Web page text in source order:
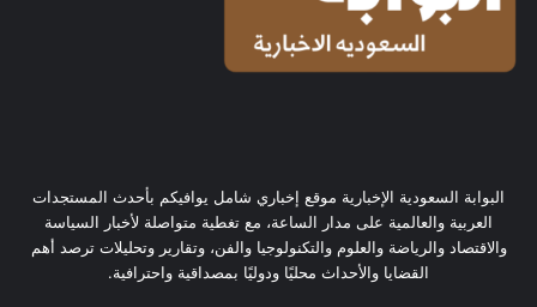
البوابة السعودية الإخبارية موقع إخباري شامل يوافيكم بأحدث المستجدات
العربية والعالمية على مدار الساعة، مع تغطية متواصلة لأخبار السياسة
والاقتصاد والرياضة والعلوم والتكنولوجيا والفن، وتقارير وتحليلات ترصد أهم
القضايا والأحداث محليًا ودوليًا بمصداقية واحترافية.